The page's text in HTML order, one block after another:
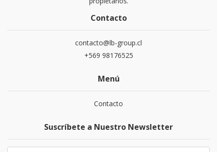
Contacto
contacto@lb-group.cl
+569 98176525
Menú
Contacto
Suscríbete a Nuestro Newsletter